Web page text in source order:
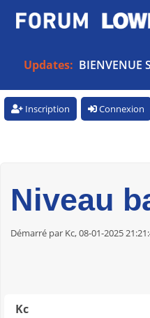
Updates: BIENVENUE
Inscription Connexion
Niveau
Démarré par Kc, 08-01-2025
Kc